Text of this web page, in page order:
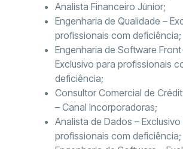
Analista Financeiro Júnior;
Engenharia de Qualidade –
profissionais com deficiência;
Engenharia de Software
Exclusivo para profissionais
deficiência;
Consultor Comercial de
– Canal Incorporadoras;
Analista de Dados – Exclusivo
profissionais com deficiência;